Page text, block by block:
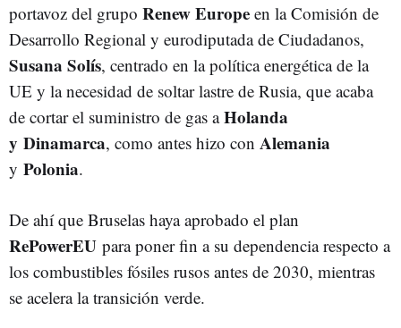
portavoz del grupo Renew Europe en la Comisión de
Desarrollo Regional y eurodiputada de Ciudadanos,
Susana Solís, centrado en la política energética de la
UE y la necesidad de soltar lastre de Rusia, que acaba
de cortar el suministro de gas aHolanda
y Dinamarca, como antes hizo con Alemania
y Polonia.
De ahí que Bruselas haya aprobado el plan
RePowerEU para poner fin a su dependencia respecto a
los combustibles fósiles rusos antes de 2030, mientras
se acelera la transición verde.